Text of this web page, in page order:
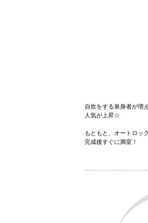
自炊をする単身者が増
人気が上昇☆
もともと、オートロッ
完成後すぐに満室！